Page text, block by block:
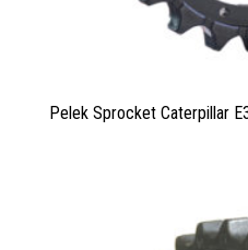
Pelek Sprocket Caterpillar